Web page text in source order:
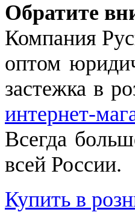
Обратите
Компания
оптом
застежка в
интернет-
Всегда
всей России.
Купить в